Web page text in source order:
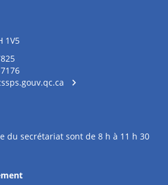
1V5
du secrétariat sont de 8 h à 11 h 30